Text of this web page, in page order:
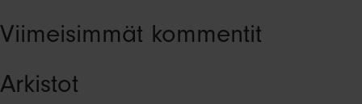
Viimeisimmät kommentit
Arkistot